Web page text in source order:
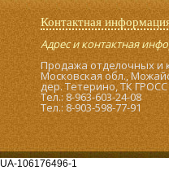
Контактная
Адрес и контактная
Продажа отделочных и
Московская обл.,
дер. Тетерино, ТК ГРОСС
Тел.: 8-963-603-24-08
Тел.: 8-903-598-77-91
UA-106176496-1